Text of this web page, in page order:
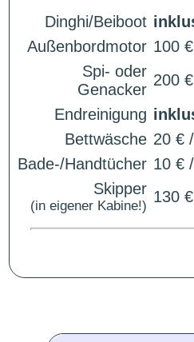
Dinghi/Beiboot
Außenbordmotor 100
Spi- oder
Genacker
200
Endreinigung
Bettwäsche 20 €
Bade-/Handtücher 10 €
Skipper
(in eigener Kabine!)
130